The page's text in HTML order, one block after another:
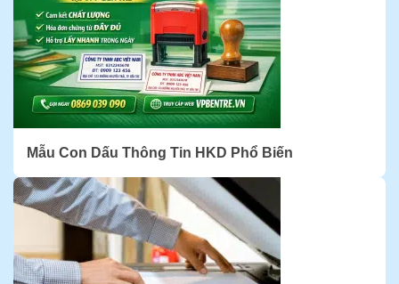
Mẫu Con Dấu Thông Tin HKD Phổ Biến